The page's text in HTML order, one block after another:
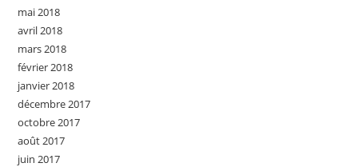
mai 2018
avril 2018
mars 2018
février 2018
janvier 2018
décembre 2017
octobre 2017
août 2017
juin 2017